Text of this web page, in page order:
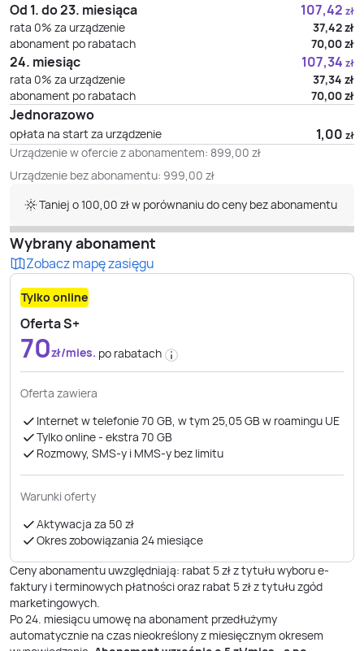
Od 1. do 23. miesiąca 107,42 zł
rata 0% za urządzenie 37,42zł
abonament po rabatach
70,00zł
24. miesiąc 107,34 zł
rata 0% za urządzenie 37,34 zł
abonament po rabatach
70,00zł
Jednorazowo
opłata na start za urządzenie 1,00 zł
Urządzenie w ofercie z abonamentem: 899,00 zł
Urządzenie bez abonamentu: 999,00 zł
Taniej o 100,00 zł w porównaniu do ceny bez abonamentu
Wybrany abonament
Zobacz mapę zasięgu
Tylko online
Oferta S+
70zł/mies. po rabatach
Oferta zawiera
Internet w telefonie 70 GB, w tym 25,05 GB w roamingu UE
Tylko online - ekstra 70 GB
Rozmowy, SMS-y i MMS-y bez limitu
Warunki oferty
Aktywacja za 50 zł
Okres zobowiązania 24 miesiące
Ceny abonamentu uwzględniają: rabat 5 zł z tytułu wyboru e-
faktury i terminowych płatności oraz rabat 5 zł z tytułu zgód
marketingowych.
Po24. miesiącu umowę na abonament przedłużymy
automatycznie na czas nieokreślony z miesięcznym okresem